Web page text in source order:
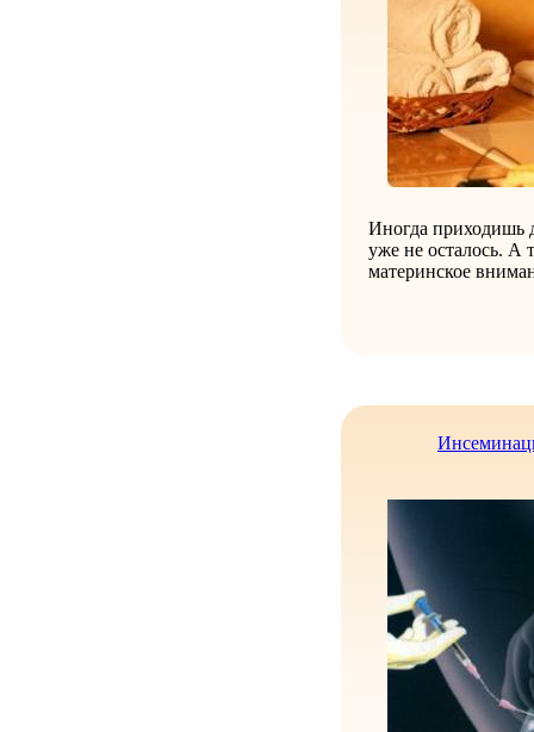
Иногда приходишь
уже не осталось. А
материнское